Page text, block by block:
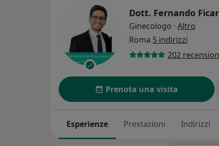
Dott. Fernando
Ginecologo · Altro
Roma 5 indirizzi
202
Prenota una visita
Esperienze Prestazioni Indirizzi